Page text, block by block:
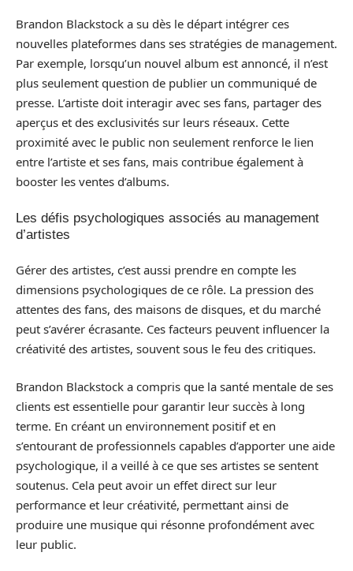
Brandon Blackstock a su dès le départ intégrer ces
nouvelles plateformes dans ses stratégies de management.
Par exemple, lorsqu’un nouvel album est annoncé, il n’est
plus seulement question de publier un communiqué de
presse. L’artiste doit interagir avec ses fans, partager des
aperçus et des exclusivités sur leurs réseaux. Cette
proximité avec le public non seulement renforce le lien
entre l’artiste et ses fans, mais contribue également à
booster les ventes d’albums.
Les défis psychologiques associés au management
d’artistes
Gérer des artistes, c’est aussi prendre en compte les
dimensions psychologiques de ce rôle. La pression des
attentes des fans, des maisons de disques, et du marché
peut s’avérer écrasante. Ces facteurs peuvent influencer la
créativité des artistes, souvent sous le feu des critiques.
Brandon Blackstock a compris que la santé mentale de ses
clients est essentielle pour garantir leur succès à long
terme. En créant un environnement positif et en
s’entourant de professionnels capables d’apporter une aide
psychologique, il a veillé à ce que ses artistes se sentent
soutenus. Cela peut avoir un effet direct sur leur
performance et leur créativité, permettant ainsi de
produire une musique qui résonne profondément avec
leur public.